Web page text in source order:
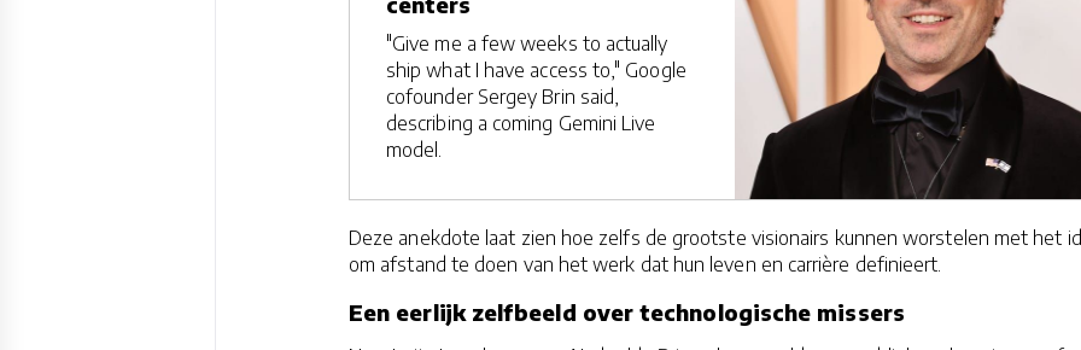
"Give me a few weeks to actually
ship what I have access to," Google
cofounder Sergey Brin said,
describing a coming Gemini Live
model.
Deze anekdote laat zien hoe zelfs de grootste visionairs kunnen worstelen met het
om afstand te doen van het werk dat hun leven en carrière definieert.
Een eerlijk zelfbeeld over technologische missers